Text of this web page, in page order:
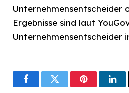
Unternehmensentscheider
Ergebnisse sind laut
Unternehmensentscheider
FacebookTwitterPinterest